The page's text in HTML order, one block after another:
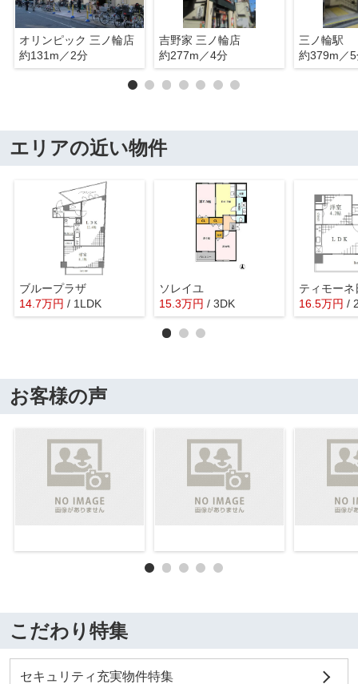
オリンピック 三ノ輪店
約131m／2分
吉野家 三ノ輪店
約277m／4分
三ノ輪駅
約379m／
エリアの近い物件
ブループラザ
14.7万円 / 1LDK
ソレイユ
15.3万円 / 3DK 16.5万円 /
お客様の声
こだわり特集
セキュリティ充実物件特集